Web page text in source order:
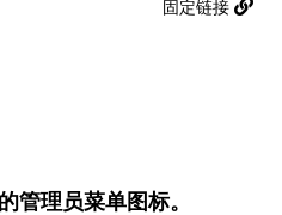
固定链接
管理员菜单图标。